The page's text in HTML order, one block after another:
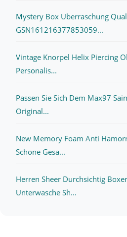
Mystery Box Uberraschung
GSN161216377853059...
Vintage Knorpel Helix Piercing
Personalis...
Passen Sie Sich Dem Max97
Original...
New Memory Foam Anti
Schone Gesa...
Herren Sheer Durchsichtig
Unterwasche Sh...